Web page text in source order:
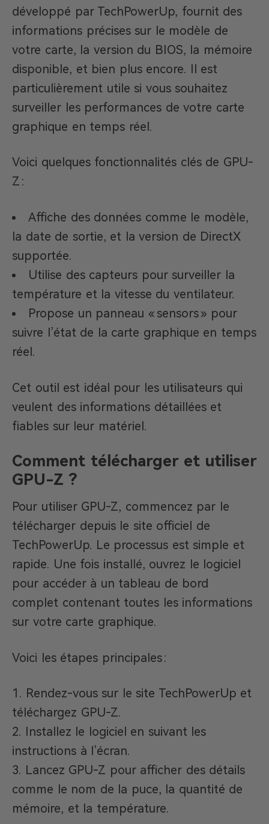
développé par TechPowerUp, fournit des
informations précises sur le modèle de
votre carte, la version du BIOS, la mémoire
disponible, et bien plus encore. Il est
particulièrement utile si vous souhaitez
surveiller les performances de votre carte
graphique en temps réel.
Voici quelques fonctionnalités clés de GPU-
Z :
Affiche des données comme le modèle,
la date de sortie, et la version de DirectX
supportée.
Utilise des capteurs pour surveiller la
température et la vitesse du ventilateur.
Propose un panneau « sensors » pour
suivre l’état de la carte graphique en temps
réel.
Cet outil est idéal pour les utilisateurs qui
veulent des informations détaillées et
fiables sur leur matériel.
Comment télécharger et utiliser
GPU-Z ?
Pour utiliser GPU-Z, commencez par le
télécharger depuis le site officiel de
TechPowerUp. Le processus est simple et
rapide. Une fois installé, ouvrez le logiciel
pour accéder à un tableau de bord
complet contenant toutes les informations
sur votre carte graphique.
Voici les étapes principales :
Rendez-vous sur le site TechPowerUp et
téléchargez GPU-Z.
Installez le logiciel en suivant les
instructions à l’écran.
Lancez GPU-Z pour afficher des détails
comme le nom de la puce, la quantité de
mémoire, et la température.